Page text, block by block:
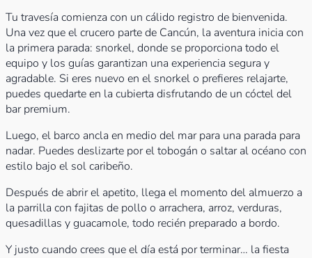
Tu travesía comienza con un cálido registro de bienvenida.
Una vez que el crucero parte de Cancún, la aventura inicia con
la primera parada: snorkel, donde se proporciona todo el
equipo y los guías garantizan una experiencia segura y
agradable. Si eres nuevo en el snorkel o prefieres relajarte,
puedes quedarte en la cubierta disfrutando de un cóctel del
bar premium.
Luego, el barco ancla en medio del mar para una parada para
nadar. Puedes deslizarte por el tobogán o saltar al océano con
estilo bajo el sol caribeño.
Después de abrir el apetito, llega el momento del almuerzo a
la parrilla con fajitas de pollo o arrachera, arroz, verduras,
quesadillas y guacamole, todo recién preparado a bordo.
Y justo cuando crees que el día está por terminar… la fiesta